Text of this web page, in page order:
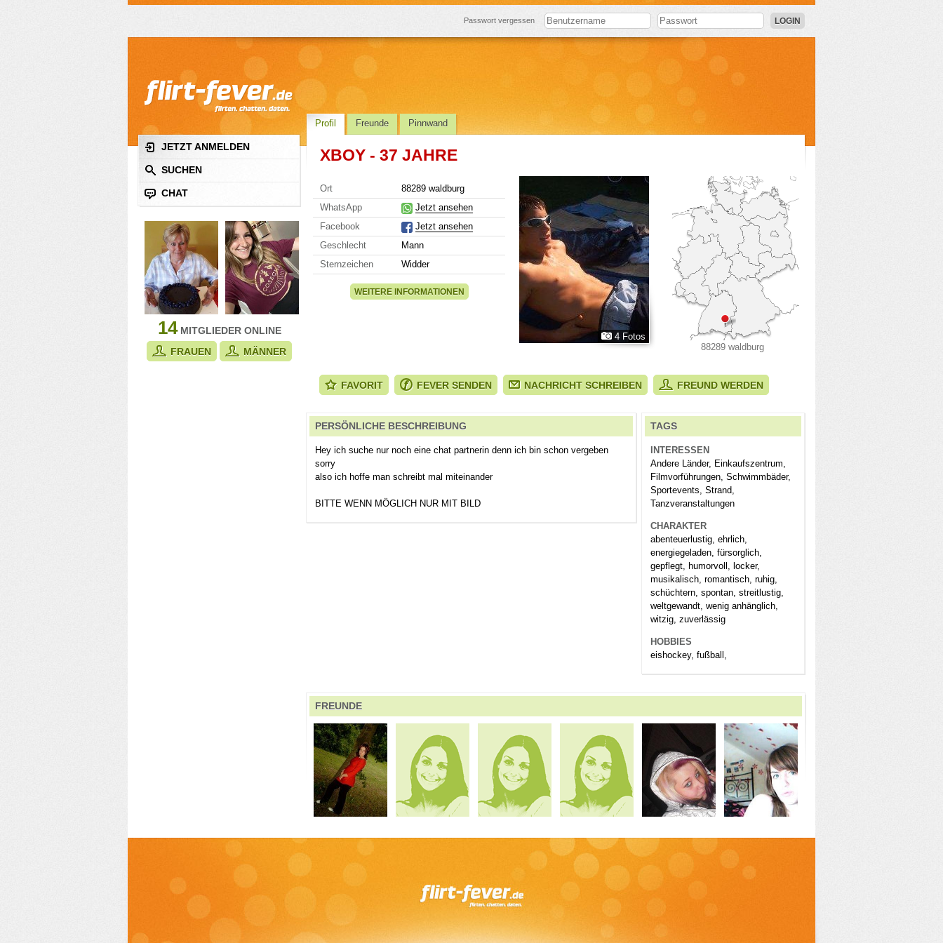
Passwort vergessen LOGIN
JETZT ANMELDEN
SUCHEN
CHAT
14MITGLIEDER ONLINE
FRAUEN
MÄNNER
Profil Freunde Pinnwand
XBOY - 37 JAHRE
Ort
88289 waldburg
WhatsApp
Jetzt ansehen
Facebook
Jetzt ansehen
Geschlecht
Mann
Sternzeichen
Widder
WEITERE INFORMATIONEN
4 Fotos
88289 waldburg
FAVORIT FEVER SENDEN NACHRICHT SCHREIBEN FREUND WERDEN
PERSÖNLICHE BESCHREIBUNG
Hey ich suche nur noch eine chat partnerin denn ich bin schon vergeben
sorry
also ich hoffe man schreibt mal miteinander
BITTE WENN MÖGLICH NUR MIT BILD
TAGS
INTERESSEN
Andere Länder, Einkaufszentrum,
Filmvorführungen, Schwimmbäder,
Sportevents, Strand,
Tanzveranstaltungen
CHARAKTER
abenteuerlustig, ehrlich,
energiegeladen, fürsorglich,
gepflegt, humorvoll, locker,
musikalisch, romantisch, ruhig,
schüchtern, spontan, streitlustig,
weltgewandt, wenig anhänglich,
witzig, zuverlässig
HOBBIES
eishockey, fußball,
FREUNDE